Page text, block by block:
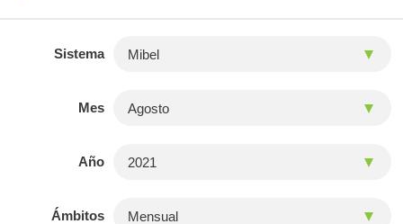
Sistema
Mes
Año
Ámbitos